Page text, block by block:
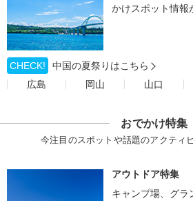
かけスポット情報
CHECK!
中国の夏祭りはこちら
広島
岡山 山口
おでかけ特集
今注目のスポットや話題のアクティ
アウトドア特集
キャンプ場、グラ